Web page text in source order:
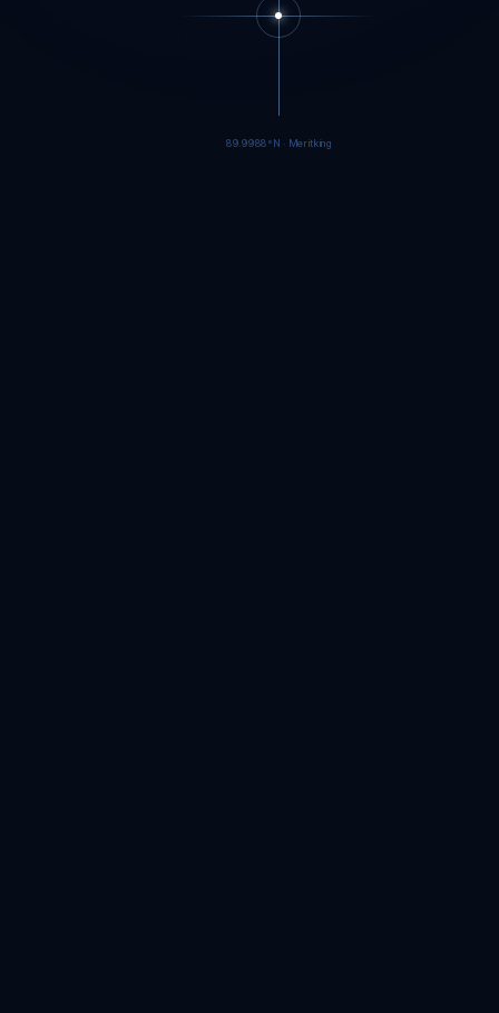
89.9985°N · Meritking